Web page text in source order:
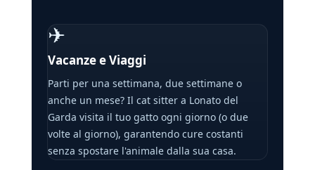
✈
Vacanze e Viaggi
Parti per una settimana, due settimane o
anche un mese? Il cat sitter a Lonato del
Garda visita il tuo gatto ogni giorno (o due
volte al giorno), garantendo cure costanti
senza spostare l'animale dalla sua casa.